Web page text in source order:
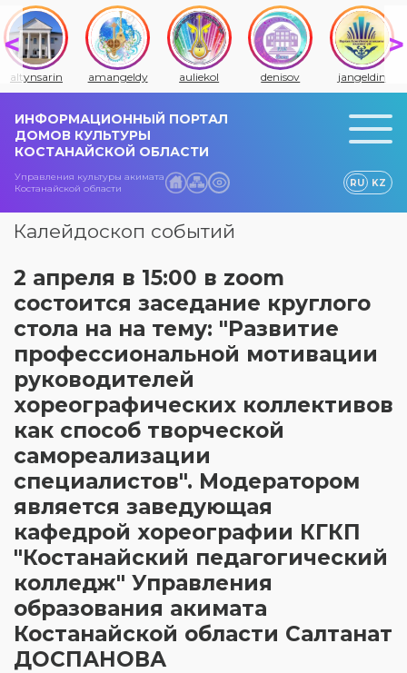
altynsarin amangeldy auliekol denisov jangeldin
ИНФОРМАЦИОННЫЙ ПОРТАЛ
ДОМОВ КУЛЬТУРЫ
КОСТАНАЙСКОЙ ОБЛАСТИ
Управления культуры акимата
Костанайской области
RU KZ
Калейдоскоп событий
2 апреля в 15:00 в zoom
состоится заседание круглого
стола на на тему: "Развитие
профессиональной мотивации
руководителей
хореографических коллективов
как способ творческой
самореализации
специалистов". Модератором
является заведующая
кафедрой хореографии КГКП
"Костанайский педагогический
колледж" Управления
образования акимата
Костанайской области Салтанат
ДОСПАНОВА